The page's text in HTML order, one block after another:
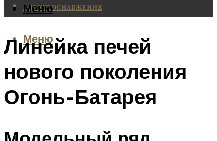
ЭЛЕКТРОСНАБЖЕНИЕ
Меню
Меню
Линейка печей
нового поколения
Огонь-Батарея